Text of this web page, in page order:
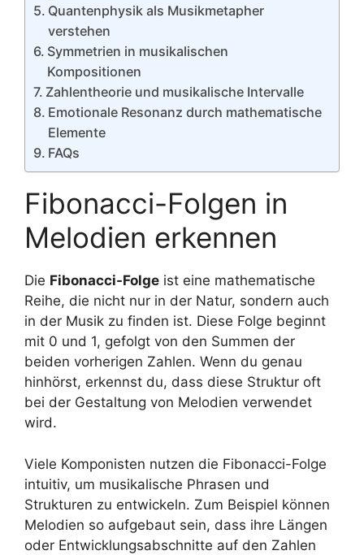
Quantenphysik als Musikmetapher
verstehen
Symmetrien in musikalischen
Kompositionen
Zahlentheorie und musikalische Intervalle
Emotionale Resonanz durch mathematische
Elemente
FAQs
Fibonacci-Folgen in
Melodien erkennen
Die Fibonacci-Folge ist eine mathematische
Reihe, die nicht nur in der Natur, sondern auch
in der Musik zu finden ist. Diese Folge beginnt
mit 0 und 1, gefolgt von den Summen der
beiden vorherigen Zahlen. Wenn du genau
hinhörst, erkennst du, dass diese Struktur oft
bei der Gestaltung von Melodien verwendet
wird.
Viele Komponisten nutzen die Fibonacci-Folge
intuitiv, um musikalische Phrasen und
Strukturen zu entwickeln. Zum Beispiel können
Melodien so aufgebaut sein, dass ihre Längen
oder Entwicklungsabschnitte auf den Zahlen